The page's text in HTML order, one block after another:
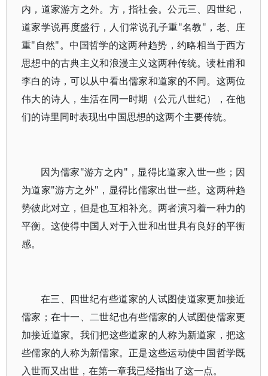
内，道家游方之外。方，指社会。公元三、四世纪，
道家学说再度盛行，人们常说孔子重"名教"，老、庄
重"自然"。中国哲学的这两种趋势，约略相当于西方
思想中的古典主义和浪漫主义这两种传统。读杜甫和
李白的诗，可以从中看出儒家和道家的不同。这两位
伟大的诗人，生活在同一时期（公元八世纪），在他
们的诗里同时表现出中国思想的这两个主要传统。
因为儒家"游方之内"，显得比道家入世一些；因
为道家"游方之外"，显得比儒家出世一些。这两种趋
势彼此对立，但是也互相补充。两者演习着一种力的
平衡。这使得中国人对于入世和出世具有良好的平衡
感。
在三、四世纪有些道家的人试图使道家更加接近
儒家；在十一、二世纪也有些儒家的人试图使儒家更
加接近道家。我们把这些道家的人称为新道家，把这
些儒家的人称为新儒家。正是这些运动使中国哲学既
入世而又出世，在第一章我已经指出了这一点。